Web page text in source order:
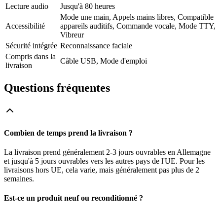
Lecture audio
Jusqu'à 80 heures
Accessibilité
Mode une main, Appels mains libres, Compatible
appareils auditifs, Commande vocale, Mode TTY,
Vibreur
Sécurité intégrée Reconnaissance faciale
Compris dans la
livraison
Câble USB, Mode d'emploi
Questions fréquentes
Combien de temps prend la livraison ?
La livraison prend généralement 2-3 jours ouvrables en Allemagne
et jusqu'à 5 jours ouvrables vers les autres pays de l'UE. Pour les
livraisons hors UE, cela varie, mais généralement pas plus de 2
semaines.
Est-ce un produit neuf ou reconditionné ?